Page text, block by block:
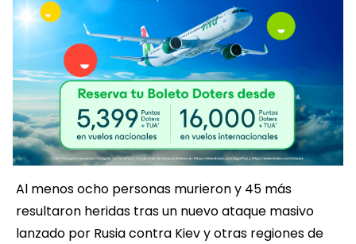
Al menos ocho personas murieron y 45 más
resultaron heridas tras un nuevo ataque masivo
lanzado por Rusia contra Kiev y otras regiones de